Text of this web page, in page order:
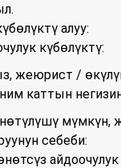
алуу:
күбөлүктү:
жеюрист /
каттын
мүмкүн,
себеби: